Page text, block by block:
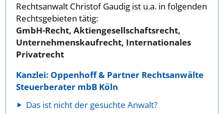
Rechtsanwalt Christof Gaudig ist u.a. in folgenden
Rechtsgebieten tätig:
GmbH-Recht, Aktiengesellschaftsrecht,
Unternehmenskaufrecht, Internationales
Privatrecht
Kanzlei: Oppenhoff & Partner Rechtsanwälte
Steuerberater mbB Köln
Das ist nicht der gesuchte Anwalt?